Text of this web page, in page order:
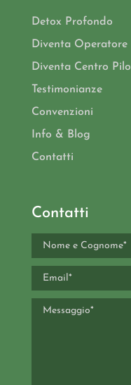
Detox Profondo
Diventa Operatore
Diventa Centro
Testimonianze
Convenzioni
Info & Blog
Contatti
Contatti